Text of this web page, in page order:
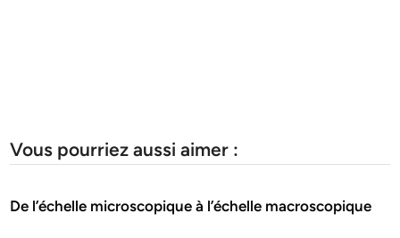
Vous pourriez aussi aimer :
De l’échelle microscopique à l’échelle macroscopique